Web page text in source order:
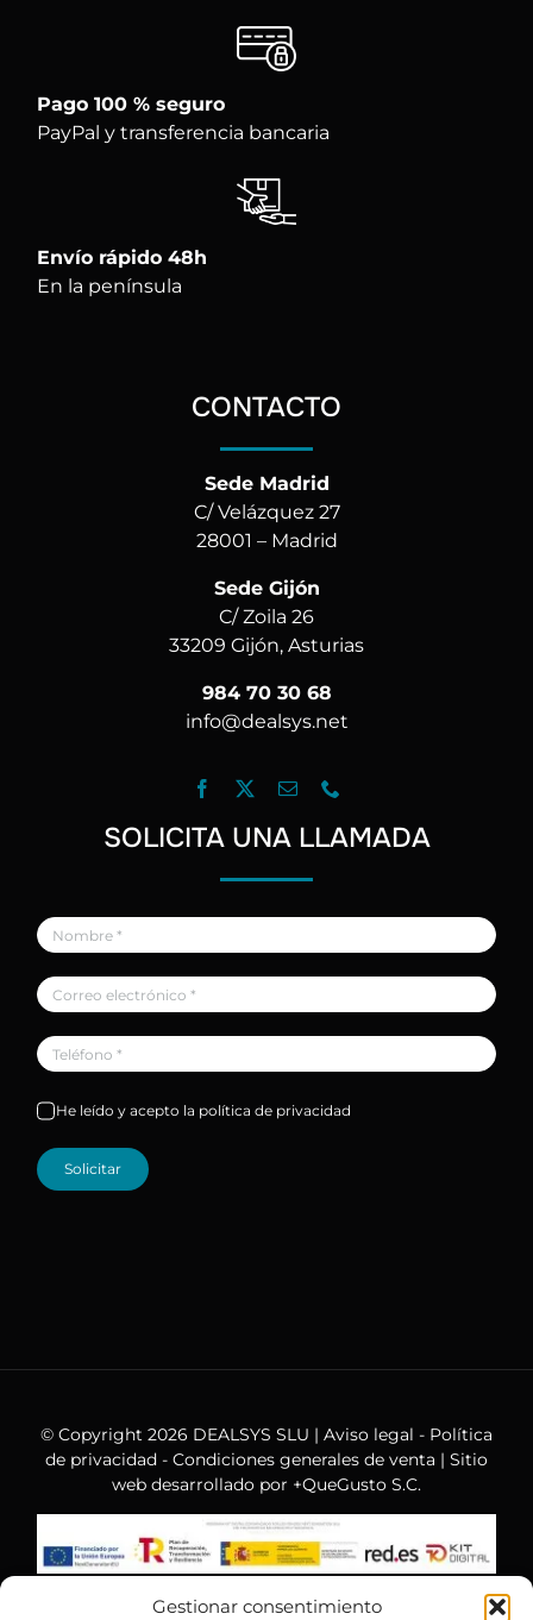
Gestionar consentimiento
Pago 100 % seguro
PayPal y transferencia bancaria
Envío rápido 48h
En la península
CONTACTO
Sede Madrid
C/ Velázquez 27
28001 – Madrid
Sede Gijón
C/ Zoila 26
33209 Gijón, Asturias
984 70 30 68
info@dealsys.net
SOLICITA UNA LLAMADA
He leído y acepto la política de privacidad
Solicitar
© Copyright 2026 DEALSYS SLU | Aviso legal - Política
de privacidad - Condiciones generales de venta | Sitio
web desarrollado por +QueGusto S.C.